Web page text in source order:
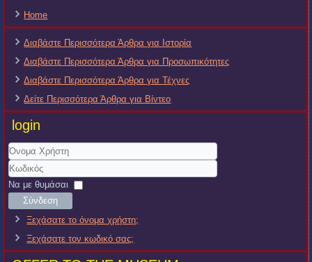
Home
Διαβάστε Περισσότερα Άρθρα για Ιστορία
Διαβάστε Περισσότερα Άρθρα για Προσωπικότητες
Διαβάστε Περισσότερα Άρθρα για Τέχνες
Δείτε Περισσότερα Άρθρα για Βίντεο
login
Όνομα
Χρήστη
Κωδικός
Να με θυμάσαι
Σύνδεση
Ξεχάσατε το όνομα χρήστη;
Ξεχάσατε τον κωδικό σας;